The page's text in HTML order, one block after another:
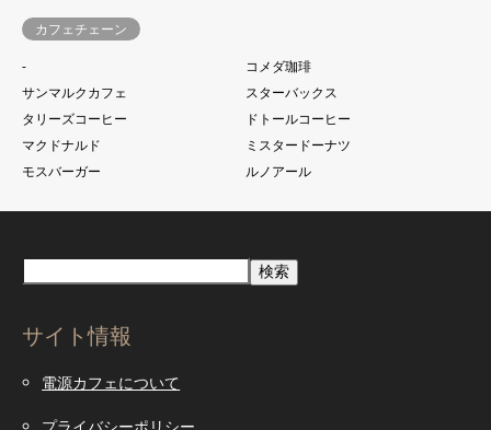
カフェチェーン
-
コメダ珈琲
サンマルクカフェ
スターバックス
タリーズコーヒー
ドトールコーヒー
マクドナルド
ミスタードーナツ
モスバーガー
ルノアール
検索
サイト情報
電源カフェについて